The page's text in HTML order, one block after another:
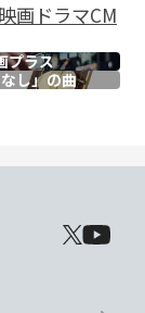
画ドラマCM
プラス
なし」の曲